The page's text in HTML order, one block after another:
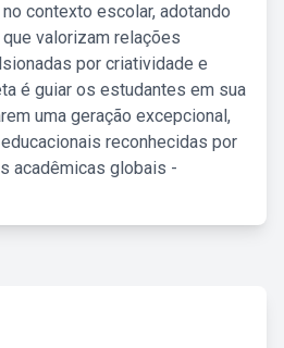
contexto escolar, adotando
valorizam relações
por criatividade e
é guiar os estudantes em sua
uma geração excepcional,
reconhecidas por
acadêmicas globais -